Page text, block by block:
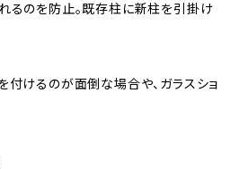
るのを防止。既存柱に新柱を引掛け
けるのが面倒な場合や、ガラスショ